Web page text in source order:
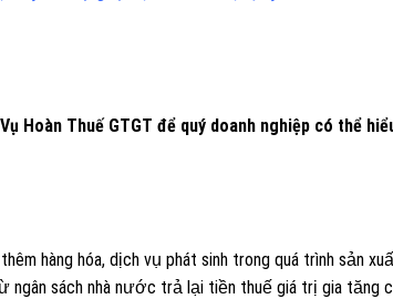
Hoàn Thuế GTGT để quý doanh nghiệp có thể
hàng hóa, dịch vụ phát sinh trong quá trình sản
ngân sách nhà nước trả lại tiền thuế giá trị gia tăng